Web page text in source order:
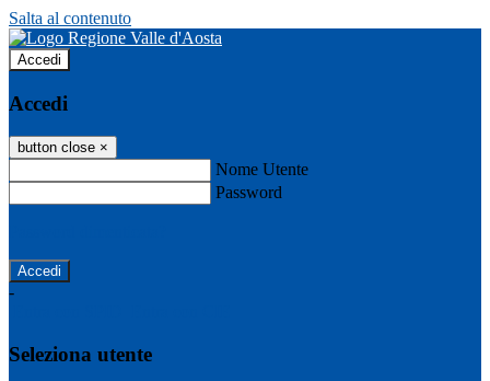
Salta al contenuto
Accedi
Accedi
button close ×
Nome Utente
Password
-
Seleziona utente